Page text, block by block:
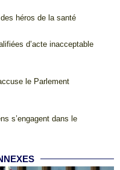
héros de la santé
d’acte inacceptable
le Parlement
s’engagent dans le